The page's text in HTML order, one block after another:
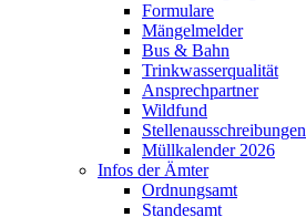
Formulare
Mängelmelder
Bus & Bahn
Trinkwasserqualität
Ansprechpartner
Wildfund
Stellenausschreibungen
Müllkalender 2026
Infos der Ämter
Ordnungsamt
Standesamt